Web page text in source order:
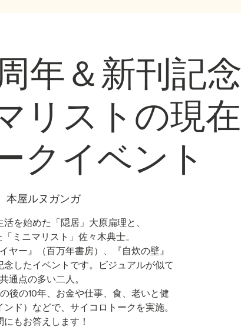
年＆新刊記念
リストの現在
クイベント
本屋ルヌガンガ
を始めた「隠居」大原扁理と、
ミニマリスト」佐々木典士。
ヤー』（百万年書房）、『自炊の壁』
念したイベントです。ビジュアルが似て
通点の多い二人。
後の10年、お金や仕事、食、老いと健
ド）などで、サイコロトークを実施。
もお答えします！